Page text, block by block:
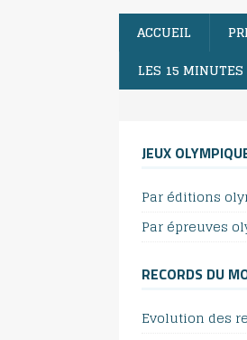
ACCUEIL
LES 15 MINUTES
JEUX
Par éditions
Par épreuves
RECORDS DU
Evolution des